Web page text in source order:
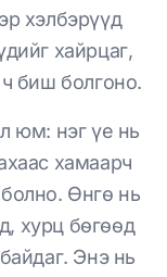
хэлбэрүүд
хайрцаг,
биш болгоно.
юм: нэг үе нь
хамаарч
Өнгө нь
хурц бөгөөд
Энэ нь